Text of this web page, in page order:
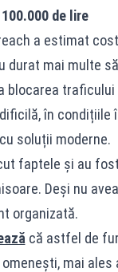
de lire
a estimat
durat mai multe
blocarea
în condițiile
soluții moderne.
faptele și au
Deși nu
organizată.
că astfel de
mai